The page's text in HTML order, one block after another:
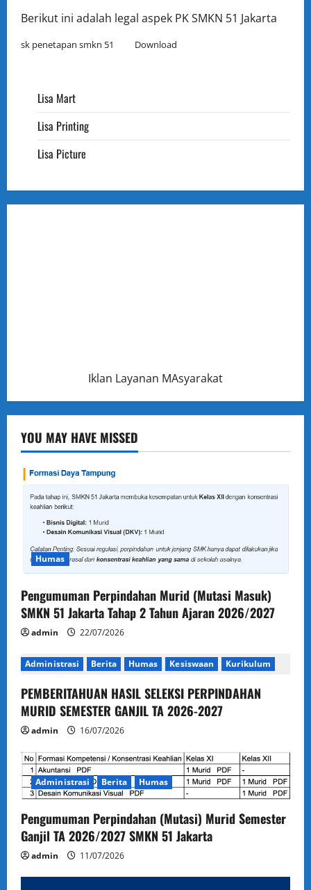
Berikut ini adalah legal aspek PK SMKN 51 Jakarta
sk penetapan smkn 51 Download
Lisa Mart
Lisa Printing
Lisa Picture
Iklan Layanan MAsyarakat
YOU MAY HAVE MISSED
Humas
Pengumuman Perpindahan Murid (Mutasi Masuk)
SMKN 51 Jakarta Tahap 2 Tahun Ajaran 2026/2027
admin 22/07/2026
Administrasi Berita Humas Kesiswaan Kurikulum
PEMBERITAHUAN HASIL SELEKSI PERPINDAHAN
MURID SEMESTER GANJIL TA 2026-2027
admin 16/07/2026
Administrasi Berita Humas
Pengumuman Perpindahan (Mutasi) Murid Semester
Ganjil TA 2026/2027 SMKN 51 Jakarta
admin 11/07/2026